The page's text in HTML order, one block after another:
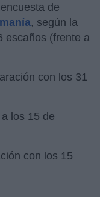
de
, según la
escaños (frente a
con los 31
los 15 de
con los 15